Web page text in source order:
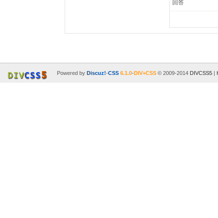
回答
Powered byDiscuz!-CSS 6.1.0-DIV+CSS © 2009-2014 DIVCSS5 |